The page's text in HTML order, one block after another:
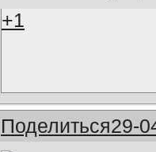
+1
Поделиться29-